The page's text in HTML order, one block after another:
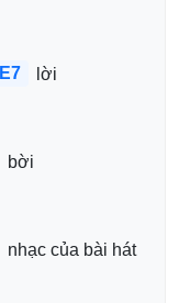
E7 lời
bời
nhạc của bài hát